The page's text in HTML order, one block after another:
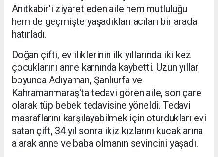
Anıtkabir'i ziyaret eden aile hem mutluluğu
hem de geçmişte yaşadıkları acıları bir arada
hatırladı.
Doğan çifti, evliliklerinin ilk yıllarında iki kez
çocuklarını anne karnında kaybetti. Uzun yıllar
boyunca Adıyaman, Şanlıurfa ve
Kahramanmaraş'ta tedavi gören aile, son çare
olarak tüp bebek tedavisine yöneldi. Tedavi
masraflarını karşılayabilmek için oturdukları evi
satan çift, 34 yıl sonra ikiz kızlarını kucaklarına
alarak anne ve baba olmanın sevincini yaşadı.